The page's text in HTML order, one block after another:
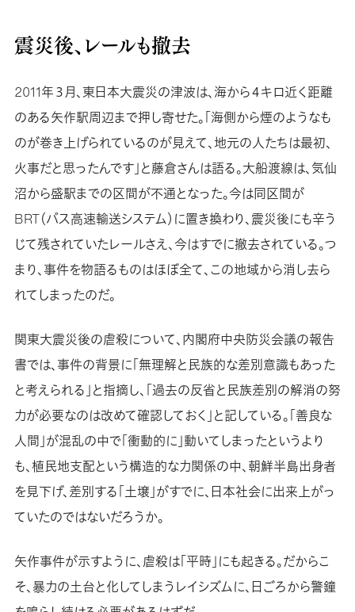
震災後、レールも撤去
2011年３月、東日本大震災の津波は、海から４キロ近く距離
のある矢作駅周辺まで押し寄せた。「海側から煙のようなも
のが巻き上げられているのが見えて、地元の人たちは最初、
火事だと思ったんです」と藤倉さんは語る。大船渡線は、気仙
沼から盛駅までの区間が不通となった。今は同区間が
BRT（バス高速輸送システム）に置き換わり、震災後にも辛う
じて残されていたレールさえ、今はすでに撤去されている。つ
まり、事件を物語るものはほぼ全て、この地域から消し去ら
れてしまったのだ。
関東大震災後の虐殺について、内閣府中央防災会議の報告
書では、事件の背景に「無理解と民族的な差別意識もあった
と考えられる」と指摘し、「過去の反省と民族差別の解消の努
力が必要なのは改めて確認しておく」と記している。「善良な
人間」が混乱の中で「衝動的に」動いてしまったというより
も、植民地支配という構造的な力関係の中、朝鮮半島出身者
を見下げ、差別する「土壌」がすでに、日本社会に出来上がっ
ていたのではないだろうか。
矢作事件が示すように、虐殺は「平時」にも起きる。だからこ
そ、暴力の土台と化してしまうレイシズムに、日ごろから警鐘